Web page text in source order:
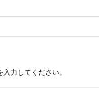
入力してください。